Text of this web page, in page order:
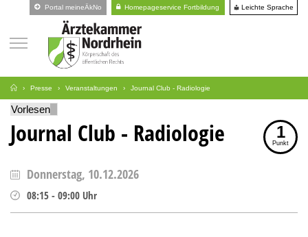
Portal meineÄkNo Homepageservice Fortbildung Leichte Sprache
Presse Veranstaltungen Journal Club - Radiologie
Vorlesen
Journal Club - Radiologie 1
Punkt
Donnerstag, 10.12.2026
08:15 - 09:00 Uhr